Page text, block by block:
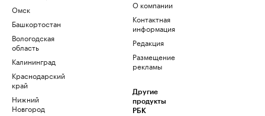
Омск
Башкортостан
Вологодская
область
Калининград
Краснодарский
край
Нижний
Новгород
О компании
Контактная
информация
Редакция
Размещение
рекламы
Другие
продукты
РБК